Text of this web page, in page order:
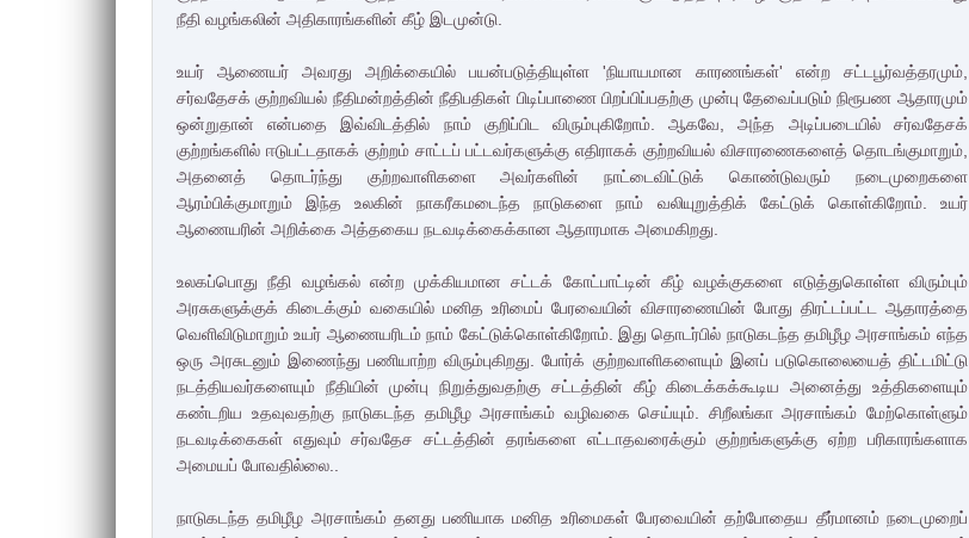
நீதி வழங்கலின் அதிகாரங்களின் கீழ் இடமுன்டு.
உயர் ஆணையர் அவரது அறிக்கையில் பயன்படுத்தியுள்ள 'நியாயமான காரணங்கள்' என்ற சட்டபூர்வத்தரமும்,
சர்வதேசக் குற்றவியல் நீதிமன்றத்தின் நீதிபதிகள் பிடிப்பாணை பிறப்பிப்பதற்கு முன்பு தேவைப்படும் நிரூபண ஆதாரமும்
ஒன்றுதான் என்பதை இவ்விடத்தில் நாம் குறிப்பிட விரும்புகிறோம். ஆகவே, அந்த அடிப்படையில் சர்வதேசக்
குற்றங்களில் ஈடுபட்டதாகக் குற்றம் சாட்டப் பட்டவர்களுக்கு எதிராகக் குற்றவியல் விசாரணைகளைத் தொடங்குமாறும்,
அதனைத் தொடர்ந்து குற்றவாளிகளை அவர்களின் நாட்டைவிட்டுக் கொண்டுவரும் நடைமுறைகளை
ஆரம்பிக்குமாறும் இந்த உலகின் நாகரீகமடைந்த நாடுகளை நாம் வலியுறுத்திக் கேட்டுக் கொள்கிறோம். உயர்
ஆணையரின் அறிக்கை அத்தகைய நடவடிக்கைக்கான ஆதாரமாக அமைகிறது.
உலகப்பொது நீதி வழங்கல் என்ற முக்கியமான சட்டக் கோட்பாட்டின் கீழ் வழக்குகளை எடுத்துகொள்ள விரும்பும்
அரசுகளுக்குக் கிடைக்கும் வகையில் மனித உரிமைப் பேரவையின் விசாரணையின் போது திரட்டப்பட்ட ஆதாரத்தை
வெளிவிடுமாறும் உயர் ஆணையரிடம் நாம் கேட்டுக்கொள்கிறோம். இது தொடர்பில் நாடுகடந்த தமிழீழ அரசாங்கம் எந்த
ஒரு அரசுடனும் இணைந்து பணியாற்ற விரும்புகிறது. போர்க் குற்றவாளிகளையும் இனப் படுகொலையைத் திட்டமிட்டு
நடத்தியவர்களையும் நீதியின் முன்பு நிறுத்துவதற்கு சட்டத்தின் கீழ் கிடைக்கக்கூடிய அனைத்து உத்திகளையும்
கண்டறிய உதவுவதற்கு நாடுகடந்த தமிழீழ அரசாங்கம் வழிவகை செய்யும். சிறீலங்கா அரசாங்கம் மேற்கொள்ளும்
நடவடிக்கைகள் எதுவும் சர்வதேச சட்டத்தின் தரங்களை எட்டாதவரைக்கும் குற்றங்களுக்கு ஏற்ற பரிகாரங்களாக
அமையப் போவதில்லை..
நாடுகடந்த தமிழீழ அரசாங்கம் தனது பணியாக மனித உரிமைகள் பேரவையின் தற்போதைய தீர்மானம் நடைமுறைப்